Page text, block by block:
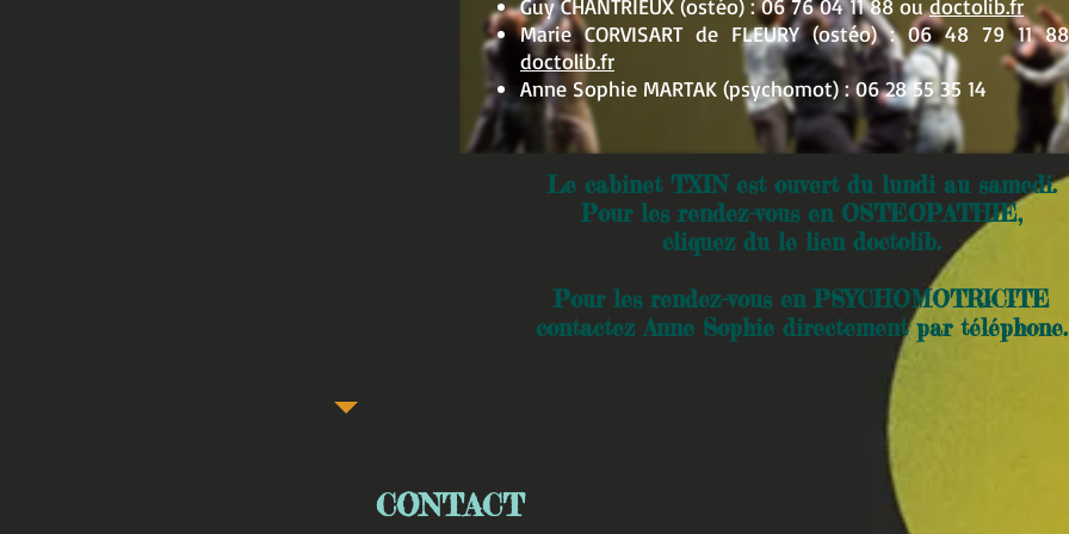
Guy CHANTRIEUX (ostéo) :06 76 04 11 88 oudoctolib.fr
Marie CORVISART de FLEURY (ostéo) : 06 48 79 11
doctolib.fr
Anne Sophie MARTAK (psychomot) :06 28 55 35 14
Le cabinet TXIN est ouvert du lundi au samedi.
Pour les rendez-vous en OSTEOPATHIE,
cliquez du le lien doctolib.
Pour les rendez-vous en PSYCHOMOTRICITE
contactez Anne Sophie directement par téléphone.
CONTACT